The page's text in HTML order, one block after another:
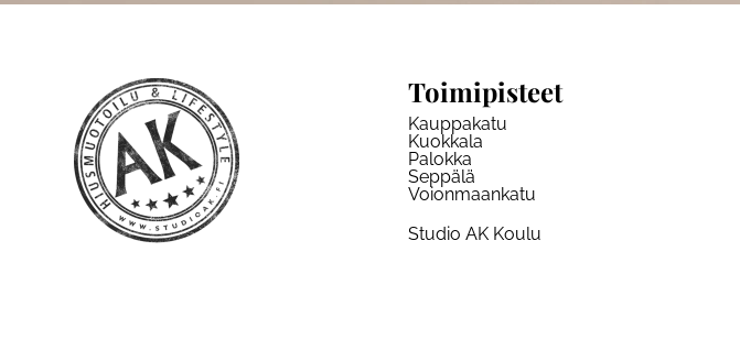
Toimipisteet
Kauppakatu
Kuokkala
Palokka
Seppälä
Voionmaankatu
Studio AK Koulu